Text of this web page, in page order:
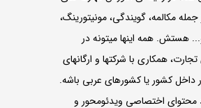
مکالمه، گویندگی، مونیتورینگ،
هستش. همه اینها میتونه در
همکاری با شرکت­ها و ارگان­های
کشور یا کشورهای عربی باشه.
محتوای اختصاصی ویدئومحور و